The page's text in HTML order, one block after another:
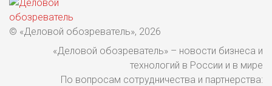
© «Деловой обозреватель», 2026
«Деловой обозреватель» – новости бизнеса и
технологий в России и в мире
По вопросам сотрудничества и партнерства: